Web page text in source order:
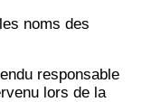
noms des
responsable
lors de la